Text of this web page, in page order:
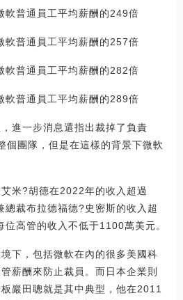
軟普通員工平均薪酬的249倍
軟普通員工平均薪酬的257倍
軟普通員工平均薪酬的282倍
軟普通員工平均薪酬的289倍
進一步消息還指出裁掉了負責
團隊，但是在這樣的背景下微軟
米?胡德在2022年的收入超過
裁布拉德福德?史密斯的收入超
高管的收入不低于1100萬美元。
下，包括微軟在內的很多美國科
薪酬來防止裁員。而日本企業則
巖田聰就是其中典型，他在2011